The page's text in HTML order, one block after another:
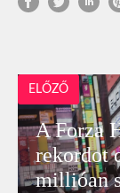
ELŐZŐ
A Forza
rekordot
millióan